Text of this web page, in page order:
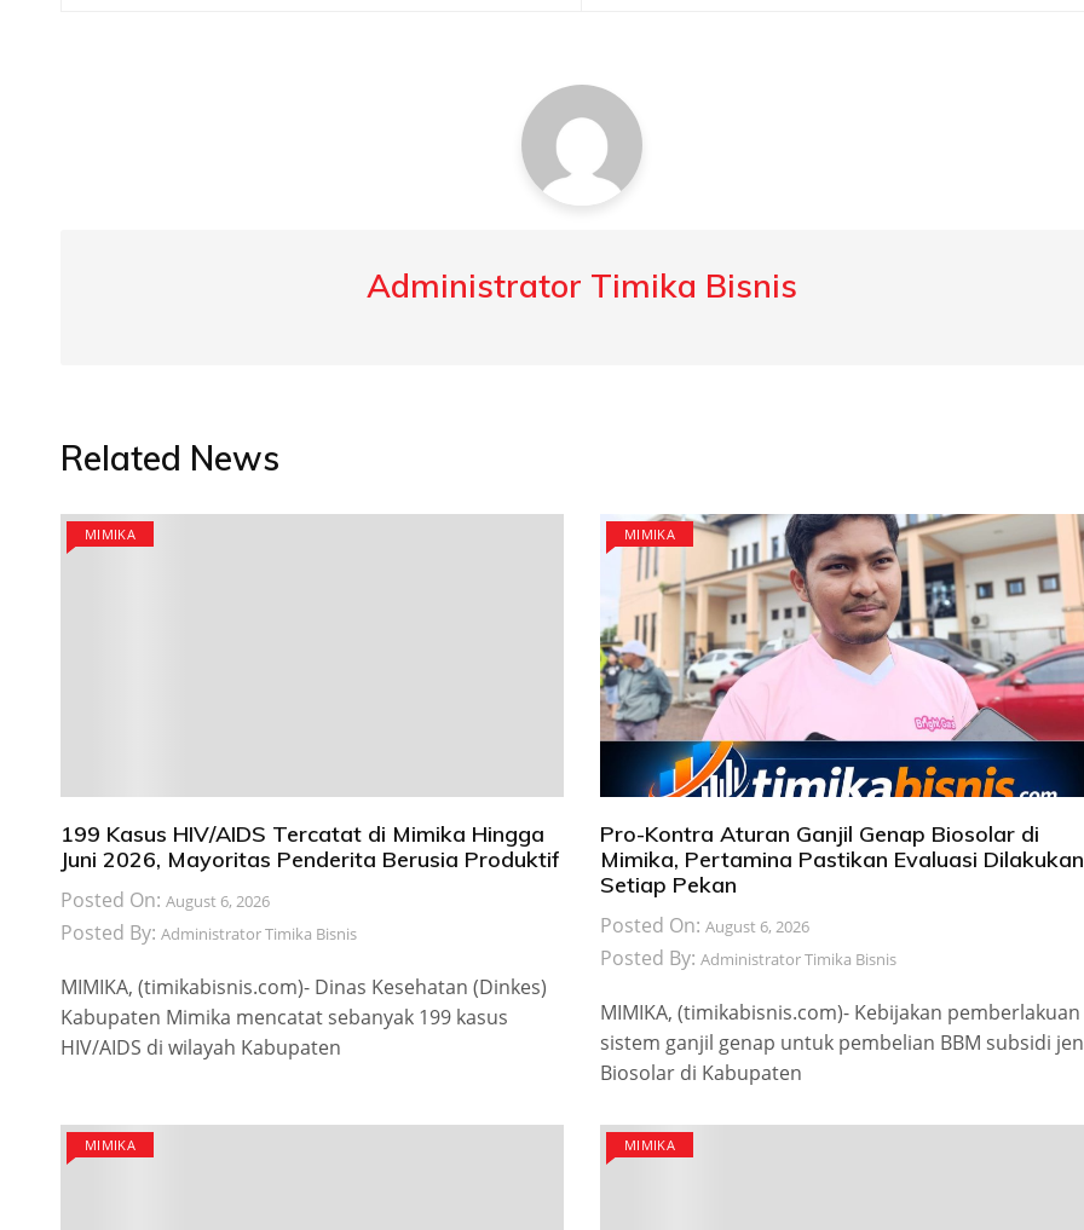
Administrator Timika Bisnis
Related News
MIMIKA
199 Kasus HIV/AIDS Tercatat di Mimika Hingga
Juni 2026, Mayoritas Penderita Berusia Produktif
Posted On: August 6, 2026
Posted By: Administrator Timika Bisnis
MIMIKA, (timikabisnis.com)- Dinas Kesehatan (Dinkes)
Kabupaten Mimika mencatat sebanyak 199 kasus
HIV/AIDS di wilayah Kabupaten
MIMIKA
Pro-Kontra Aturan Ganjil Genap Biosolar di
Mimika, Pertamina Pastikan Evaluasi Dilakukan
Setiap Pekan
Posted On: August 6, 2026
Posted By: Administrator Timika Bisnis
MIMIKA, (timikabisnis.com)- Kebijakan pemberlakuan
sistem ganjil genap untuk pembelian BBM subsidi
Biosolar di Kabupaten
MIMIKA MIMIKA